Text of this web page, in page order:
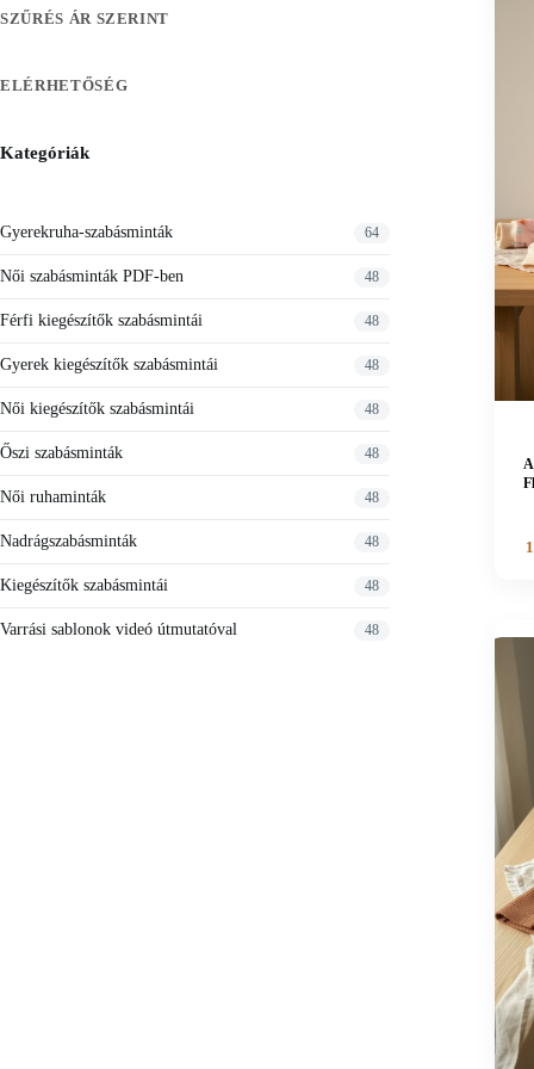
SZŰRÉS ÁR SZERINT
ELÉRHETŐSÉG
Kategóriák
Gyerekruha-szabásminták 64
Női szabásminták PDF-ben 48
Férfi kiegészítők szabásmintái 48
Gyerek kiegészítők szabásmintái 48
Női kiegészítők szabásmintái 48
Őszi szabásminták 48
Női ruhaminták 48
Nadrágszabásminták 48
Kiegészítők szabásmintái 48
Varrási sablonok videó útmutatóval 48